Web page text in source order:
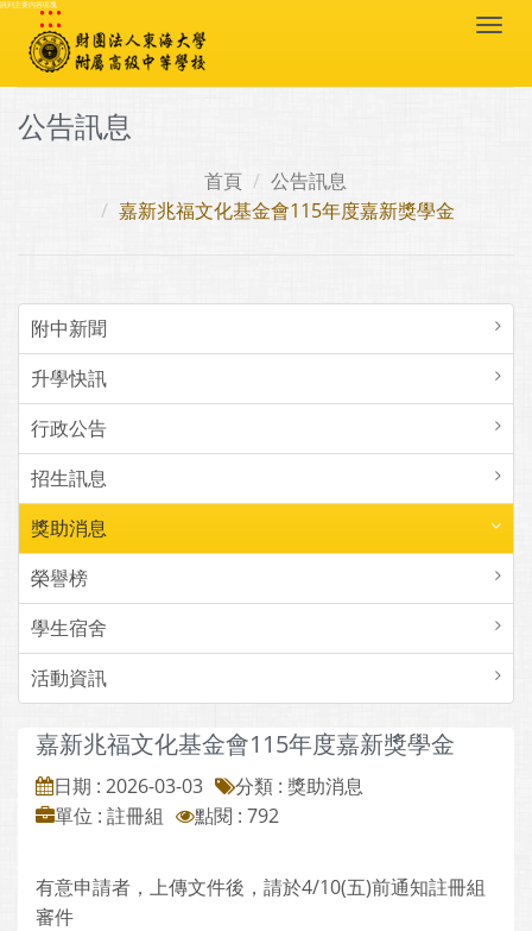
跳到主要內容區塊
:::
公告訊息
首頁
公告訊息
嘉新兆福文化基金會115年度嘉新獎學金
附中新聞
升學快訊
行政公告
招生訊息
獎助消息
榮譽榜
學生宿舍
活動資訊
嘉新兆福文化基金會115年度嘉新獎學金
日期 : 2026-03-03
分類 : 獎助消息
單位 : 註冊組
點閱 : 792
有意申請者，上傳文件後，請於4/10(五)前通知註冊組
審件